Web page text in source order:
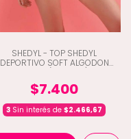
SHEDYL - TOP SHEDYL
DEPORTIVO SOFT ALGODON
$7.400
3 Sin interés de $2.466,67